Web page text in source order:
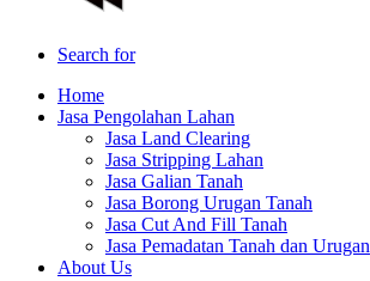
Search for
Home
Jasa Pengolahan Lahan
Jasa Land Clearing
Jasa Stripping Lahan
Jasa Galian Tanah
Jasa Borong Urugan Tanah
Jasa Cut And Fill Tanah
Jasa Pemadatan Tanah dan Urugan
About Us